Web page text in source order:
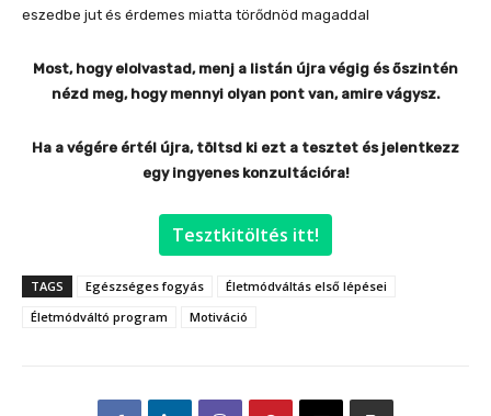
eszedbe jut és érdemes miatta törődnöd magaddal
Most, hogy elolvastad, menj a listán újra végig és őszintén
nézd meg, hogy mennyi olyan pont van, amire vágysz.
Ha a végére értél újra, töltsd ki ezt a tesztet és jelentkezz
egy ingyenes konzultációra!
Tesztkitöltés itt!
TAGS Egészséges fogyás
Életmódváltás első lépései
Életmódváltó program
Motiváció